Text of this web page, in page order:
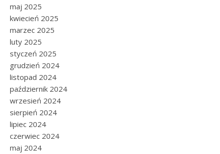
maj 2025
kwiecień 2025
marzec 2025
luty 2025
styczeń 2025
grudzień 2024
listopad 2024
październik 2024
wrzesień 2024
sierpień 2024
lipiec 2024
czerwiec 2024
maj 2024